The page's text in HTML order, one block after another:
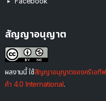
สัญญาอนุญาต
ผลงานนี้ ใช้สัญญาอนุญาตของครีเอทีฟ
ค้า 4.0 International.